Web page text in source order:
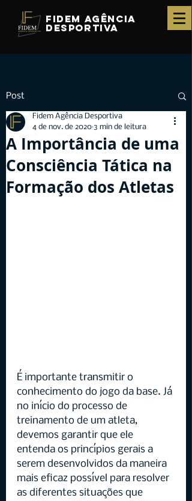
fidem agência
desportiva
Post
A Importância de uma
Consciência Tática na
Formação dos Atletas
Fidem Agência Desportiva
4 de nov. de 2020 3 min de leitura
É importante transmitir o
conhecimento do jogo da base. Já
no início do processo de
treinamento de um atleta,
devemos garantir que ele
entenda os princípios gerais a
serem desenvolvidos da maneira
mais eficaz possível para resolver
as diferentes situações que